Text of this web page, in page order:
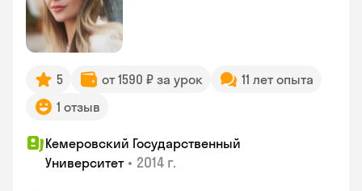
5 от 1590 ₽ за урок
11 лет опыта
1 отзыв
Кемеровский Государственный
Университет • 2014 г.